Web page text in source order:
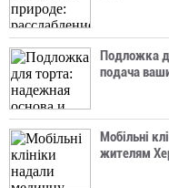
Подложка
подача
Мобільні
жителям